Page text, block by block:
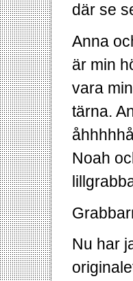
där se
Anna
är min
vara
tärna.
Noah
Nu har